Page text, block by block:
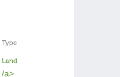
Type
Land
/a>